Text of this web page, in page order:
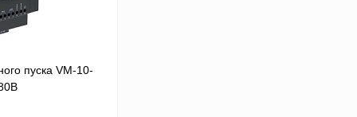
пуска VM-10-